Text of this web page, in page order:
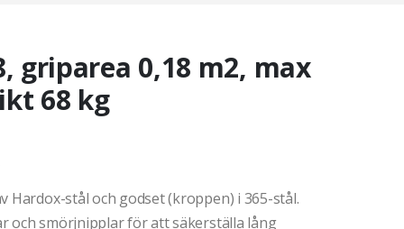
griparea 0,18 m2, max
68 kg
stål och godset (kroppen) i 365-stål.
och smörjnipplar för att säkerställa lång